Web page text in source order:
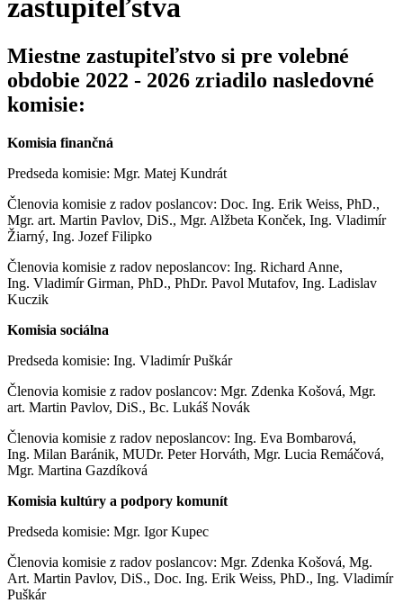
zastupiteľstva
Miestne zastupiteľstvo si pre volebné
obdobie 2022 - 2026 zriadilo nasledovné
komisie:
Komisia finančná
Predseda komisie: Mgr. Matej Kundrát
Členovia komisie z radov poslancov: Doc. Ing. Erik Weiss, PhD.,
Mgr. art. Martin Pavlov, DiS., Mgr. Alžbeta Konček, Ing. Vladimír
Žiarný, Ing. Jozef Filipko
Členovia komisie z radov neposlancov: Ing. Richard Anne,
Ing. Vladimír Girman, PhD., PhDr. Pavol Mutafov, Ing. Ladislav
Kuczik
Komisia sociálna
Predseda komisie: Ing. Vladimír Puškár
Členovia komisie z radov poslancov: Mgr. Zdenka Košová, Mgr.
art. Martin Pavlov, DiS., Bc. Lukáš Novák
Členovia komisie z radov neposlancov: Ing. Eva Bombarová,
Ing. Milan Baránik, MUDr. Peter Horváth, Mgr. Lucia Remáčová,
Mgr. Martina Gazdíková
Komisia kultúry a podpory komunít
Predseda komisie: Mgr. Igor Kupec
Členovia komisie z radov poslancov: Mgr. Zdenka Košová, Mg.
Art. Martin Pavlov, DiS., Doc. Ing. Erik Weiss, PhD., Ing. Vladimír
Puškár